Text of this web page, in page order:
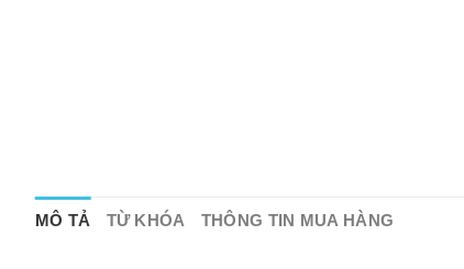
MÔ TẢ TỪ KHÓA THÔNG TIN MUA HÀNG